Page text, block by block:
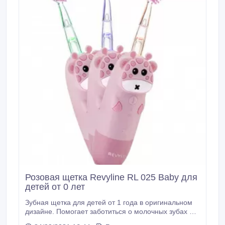
Розовая щетка Revyline RL 025 Baby для
детей от 0 лет
Зубная щетка для детей от 1 года в оригинальном
дизайне. Помогает заботиться о молочных зубах и